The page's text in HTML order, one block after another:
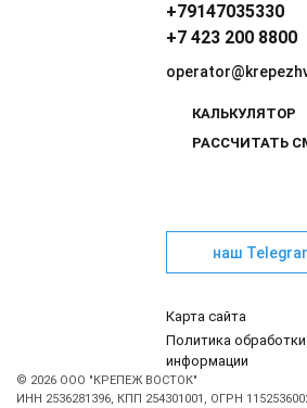
+79147035330
+7 423 200 8800
КАЛЬКУЛЯТОР
РАССЧИТАТЬ
наш
Карта сайта
Политика
информации
© 2026 ООО "КРЕПЕЖ ВОСТОК"
ИНН 2536281396, КПП 254301001, ОГРН